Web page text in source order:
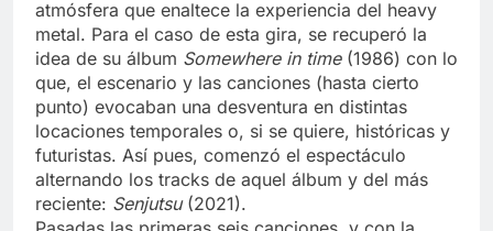
atmósfera que enaltece la experiencia del heavy
metal. Para el caso de esta gira, se recuperó la
idea de su álbum Somewhere in time(1986) con lo
que, el escenario y las canciones (hasta cierto
punto) evocaban una desventura en distintas
locaciones temporales o, si se quiere, históricas y
futuristas. Así pues, comenzó el espectáculo
alternando los tracks de aquel álbum y del más
reciente: Senjutsu(2021).